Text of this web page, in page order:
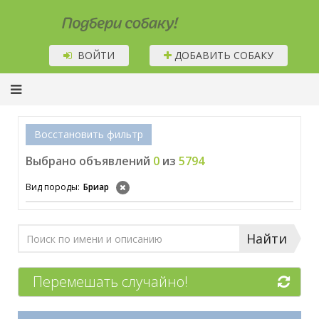
Подбери собаку!
ВОЙТИ ДОБАВИТЬ СОБАКУ
Восстановить фильтр
Выбрано объявлений 0 из 5794
Вид породы: Бриар
Найти
Перемешать случайно!